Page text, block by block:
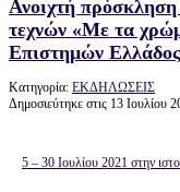
Ανοιχτή
τεχνών «Με τα
Επιστημών Ελλάδος
Κατηγορία: ΕΚΔΗΛΩΣΕΙΣ
Δημοσιεύτηκε στις 13 Ιουλίου
5 – 30 Ιουλίου 2021 στην